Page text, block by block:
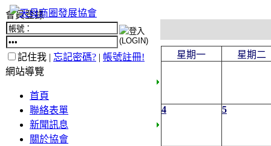
會員登錄
記住我 | 忘記密碼? | 帳號註冊!
網站導覽
首頁
聯絡表單
新聞訊息
關於協會
星期一 星期二
4 5